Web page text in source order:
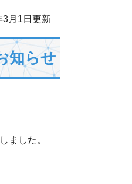
3月1日更新
知らせ
ました。